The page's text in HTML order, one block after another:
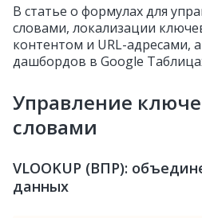
В статье о формулах для
словами, локализации
контентом и URL-адресами,
дашбордов в Google
Управление
словами
VLOOKUP (ВПР):
данных